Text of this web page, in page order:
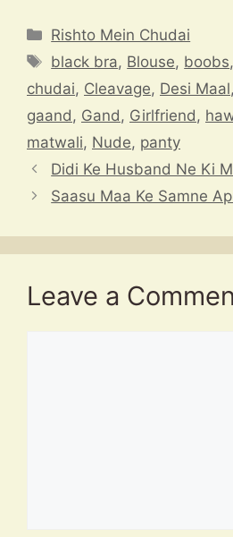
at
s
A
p
p
e
a
d
s
e
gr
a
m
e
b
o
k
Categories
Rishto Mein Chudai
Tags
black bra, Blouse, boobs,
chudai, Cleavage, Desi Maal,
gaand , Gand , Girlfriend ,
matwali, Nude, panty
Didi Ke Husband Ne Ki
Saasu Maa Ke Samne
Leave a